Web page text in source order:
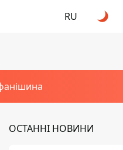
RU
ОСТАННІ НОВИНИ